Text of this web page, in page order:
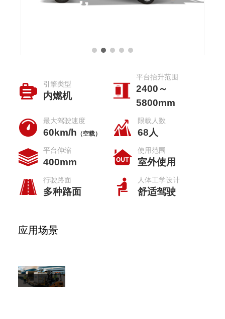
引擎类型
内燃机
平台抬升范围
2400～
5800mm
最大驾驶速度
60km/h （空载）
限载人数
68人
平台伸缩
400mm
使用范围
室外使用
行驶路面
多种路面
人体工学设计
舒适驾驶
应用场景
机
场